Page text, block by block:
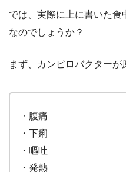
では、実際に上に書いた
なのでしょうか？
まず、カンピロバクターが
・腹痛
・下痢
・嘔吐
・発熱